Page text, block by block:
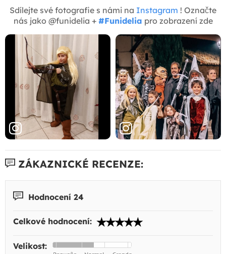
Sdílejte své fotografie s námi na Instagram ! Označte
nás jako @funidelia + #Funidelia pro zobrazení zde
ZÁKAZNICKÉ RECENZE:
Hodnocení 24
Celkové hodnocení:
Velikost: